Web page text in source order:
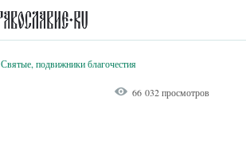
Святые, подвижники благочестия
66 032 просмотров